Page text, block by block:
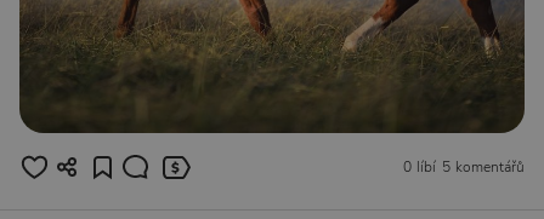
0 líbí 5 komentářů